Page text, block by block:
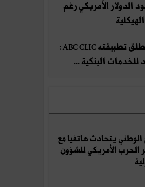
الدولار الأمريكي رغم
بنك ABC يطلق تطبيقته ABC CLIC :
البنكية ...
الوطني يتحادث هاتفيا مع
الحرب الأمريكي للشؤون